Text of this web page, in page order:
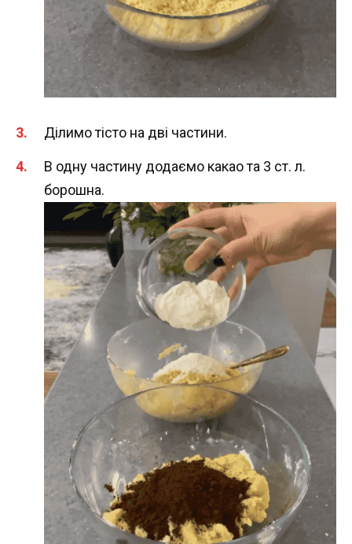
Ділимо тісто на дві частини.
В одну частину додаємо какао та 3 ст. л.
борошна.